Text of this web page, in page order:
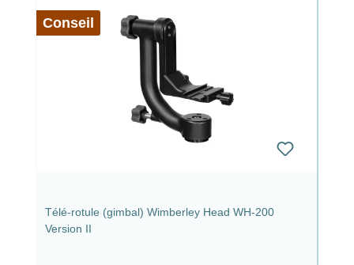
Conseil
Télé-rotule (gimbal) Wimberley Head WH-200
Version II